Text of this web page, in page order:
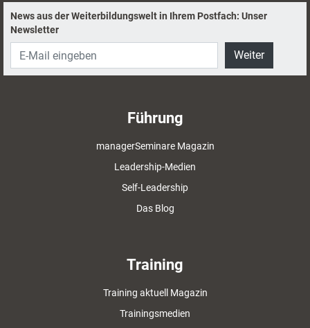
News aus der Weiterbildungswelt in Ihrem Postfach: Unser
Newsletter
Weiter
Führung
managerSeminare Magazin
Leadership-Medien
Self-Leadership
Das Blog
Training
Training aktuell Magazin
Trainingsmedien